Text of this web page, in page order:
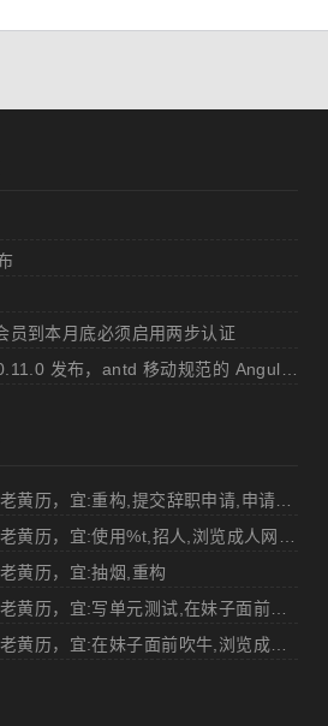
员到本月底必须启用两步认证
黄历，宜:抽烟,重构